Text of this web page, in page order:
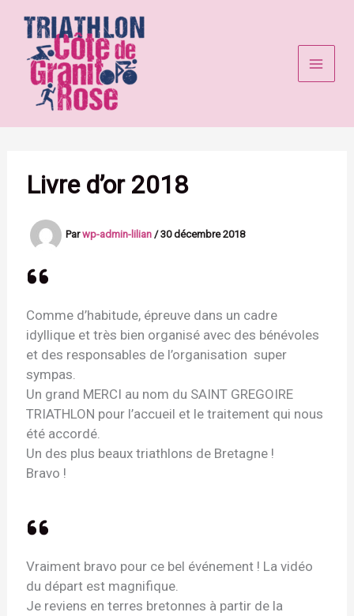
contenu
Livre d’or 2018
Parwp-admin-lilian/30 décembre 2018
Comme d’habitude, épreuve dans un cadre
idyllique et très bien organisé avec des bénévoles
et des responsables de l’organisation super
sympas.
Un grand MERCI au nom du SAINT GREGOIRE
TRIATHLON pour l’accueil et le traitement qui nous
été accordé.
Un des plus beaux triathlons de Bretagne !
Bravo !
Vraiment bravo pour ce bel événement ! La vidéo
du départ est magnifique.
Je reviens en terres bretonnes à partir de la